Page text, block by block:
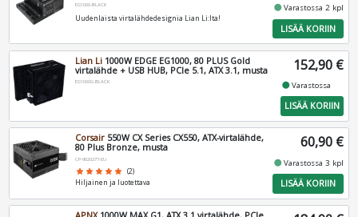
EG1000-BLACK
Uudenlaista virtalähdedesignia Lian Li:lta!
fiber_manual_recordVarastossa 2 kpl
LISÄÄ KORIIN
Lian Li 1000W EDGE EG1000, 80 PLUS Gold
virtalähde + USB HUB, PCIe 5.1, ATX 3.1, musta
EG1000G-BLACK
152,90 €
fiber_manual_recordVarastossa
LISÄÄ KORIIN
Corsair 550W CX Series CX550, ATX-virtalähde,
80 Plus Bronze, musta
CP-9020277-EU
star star star star star (2)
Hiljainen ja luotettava
60,90 €
fiber_manual_recordVarastossa 3 kpl
LISÄÄ KORIIN